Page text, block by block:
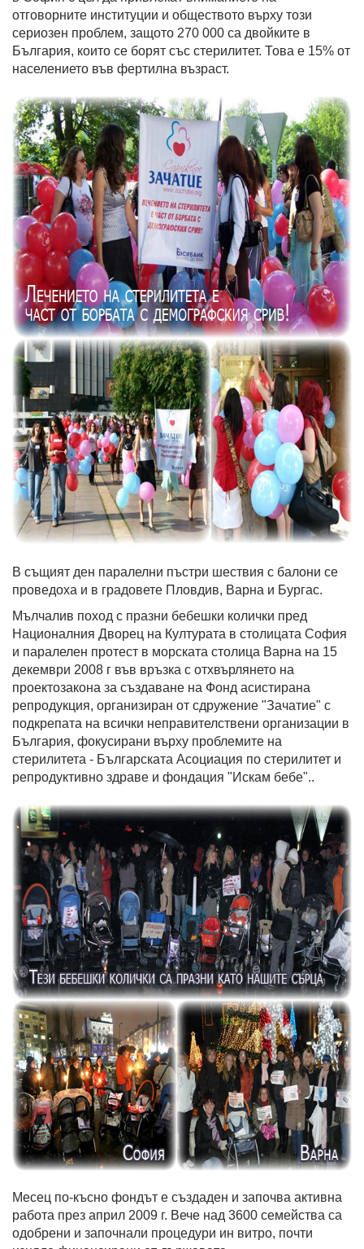
отговорните институции и обществото върху този
сериозен проблем, защото 270 000 са двойките в
България, които се борят със стерилитет. Това е 15% от
населението във фертилна възраст.
В същият ден паралелни пъстри шествия с балони се
проведоха и в градовете Пловдив, Варна и Бургас.
Мълчалив поход с празни бебешки колички пред
Националния Дворец на Културата в столицата София
и паралелен протест в морската столица Варна на 15
декември 2008 г във връзка с отхвърлянето на
проектозакона за създаване на Фонд асистирана
репродукция, организиран от сдружение "Зачатие" с
подкрепата на всички неправителствени организации в
България, фокусирани върху проблемите на
стерилитета - Българската Асоциация по стерилитет и
репродуктивно здраве и фондация "Искам бебе"..
Месец по-късно фондът е създаден и започва активна
работа през април 2009 г. Вече над 3600 семейства са
одобрени и започнали процедури ин витро, почти